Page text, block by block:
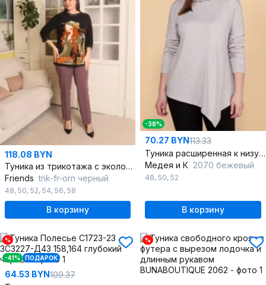
118.08 BYN
Туника из трикотажа с экологичной отделкой и рукавом 3/4
Friends tnk-fr-orn черный
48, 50, 52, 54, 56, 58
В корзину
-38%
70.27 BYN113.33
Туника расширенная к низу из трикотажа бежевого цвета
Медея и К 2070 бежевый
48, 50, 52
В корзину
%
-41% ПОДАРОК
64.53 BYN109.37
%